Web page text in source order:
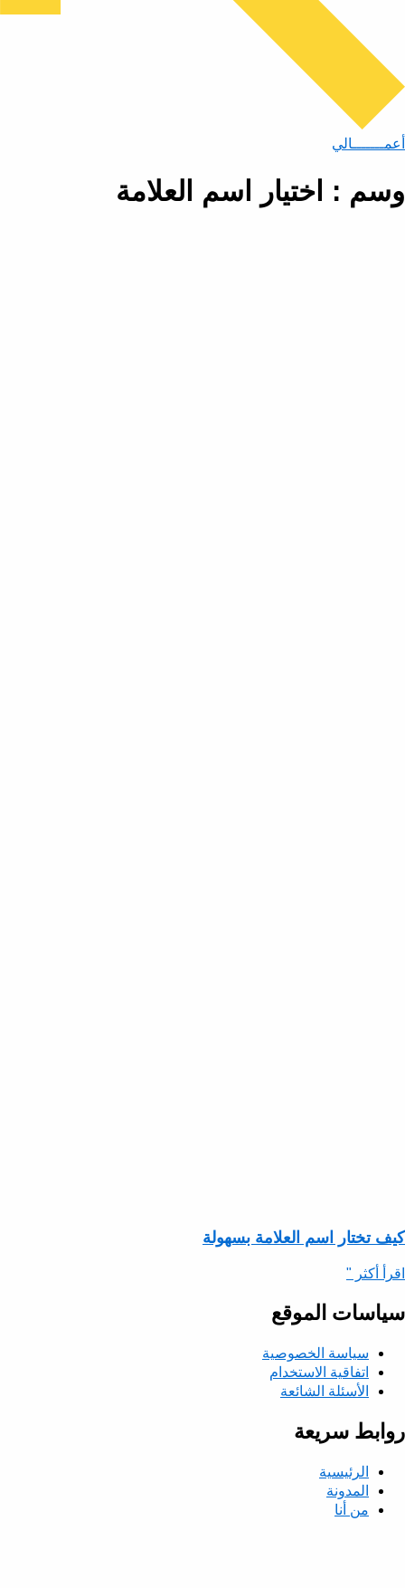
أعمـــــــالي
وسم : اختيار اسم العلامة
كيف تختار اسم العلامة بسهولة
اقرأ أكثر "
سياسات الموقع
سياسة الخصوصية
اتفاقية الاستخدام
الأسئلة الشائعة
روابط سريعة
الرئيسية
المدونة
من أنا